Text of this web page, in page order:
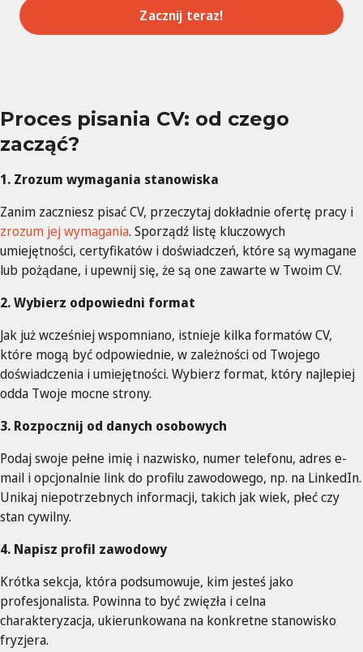
Zacznij teraz!
Proces pisania CV: od czego
zacząć?
1. Zrozum wymagania stanowiska
Zanim zaczniesz pisać CV, przeczytaj dokładnie ofertę pracy i
zrozum jej wymagania. Sporządź listę kluczowych
umiejętności, certyfikatów i doświadczeń, które są wymagane
lub pożądane, i upewnij się, że są one zawarte w Twoim CV.
2. Wybierz odpowiedni format
Jak już wcześniej wspomniano, istnieje kilka formatów CV,
które mogą być odpowiednie, w zależności od Twojego
doświadczenia i umiejętności. Wybierz format, który najlepiej
odda Twoje mocne strony.
3. Rozpocznij od danych osobowych
Podaj swoje pełne imię i nazwisko, numer telefonu, adres e-
mail i opcjonalnie link do profilu zawodowego, np. na LinkedIn.
Unikaj niepotrzebnych informacji, takich jak wiek, płeć czy
stan cywilny.
4. Napisz profil zawodowy
Krótka sekcja, która podsumowuje, kim jesteś jako
profesjonalista. Powinna to być zwięzła i celna
charakteryzacja, ukierunkowana na konkretne stanowisko
fryzjera.